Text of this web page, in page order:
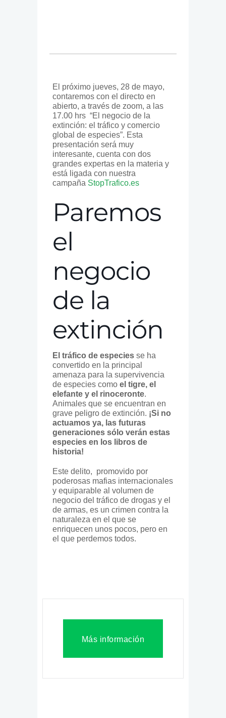
El próximo jueves, 28 de mayo,
contaremos con el directo en
abierto, a través de zoom, a las
17.00 hrs “El negocio de la
extinción: el tráfico y comercio
global de especies”. Esta
presentación será muy
interesante, cuenta con dos
grandes expertas en la materia y
está ligada con nuestra
campaña StopTrafico.es
Paremos
el
negocio
de la
extinción
El tráfico de especies se ha
convertido en la principal
amenaza para la supervivencia
de especies como el tigre, el
elefante y el rinoceronte.
Animales que se encuentran en
grave peligro de extinción. ¡Si no
actuamos ya, las futuras
generaciones sólo verán estas
especies en los libros de
historia!
Este delito, promovido por
poderosas mafias internacionales
y equiparable al volumen de
negocio del tráfico de drogas y el
de armas, es un crimen contra la
naturaleza en el que se
enriquecen unos pocos, pero en
el que perdemos todos.
Más información